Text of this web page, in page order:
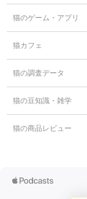
猫のゲーム・アプリ
猫カフェ
猫の調査データ
猫の豆知識・雑学
猫の商品レビュー